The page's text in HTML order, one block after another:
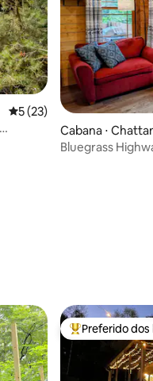
5 de uma avaliação média
5 (23)
Cabana ⋅
Bluegrass
Entre os
Preferido